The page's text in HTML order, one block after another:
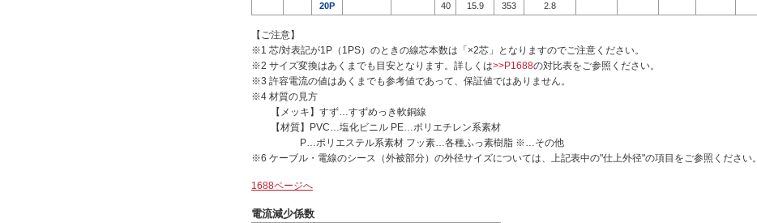
20P
40 15.9 353 2.8
【ご注意】
※1 芯/対表記が1P（1PS）のときの線芯本数は「×2芯」となりますのでご注意ください。
※2 サイズ変換はあくまでも目安となります。詳しくは>>P1688の対比表をご参照ください。
※3 許容電流の値はあくまでも参考値であって、保証値ではありません。
※4 材質の見方
【メッキ】すず…すずめっき軟銅線
【材質】PVC…塩化ビニル PE…ポリエチレン系素材
P…ポリエステル系素材 フッ素…各種ふっ素樹脂 ※…その他
※6 ケーブル・電線のシース（外被部分）の外径サイズについては、上記表中の"仕上外径"の項目をご参照ください。
1688ページへ
電流減少係数